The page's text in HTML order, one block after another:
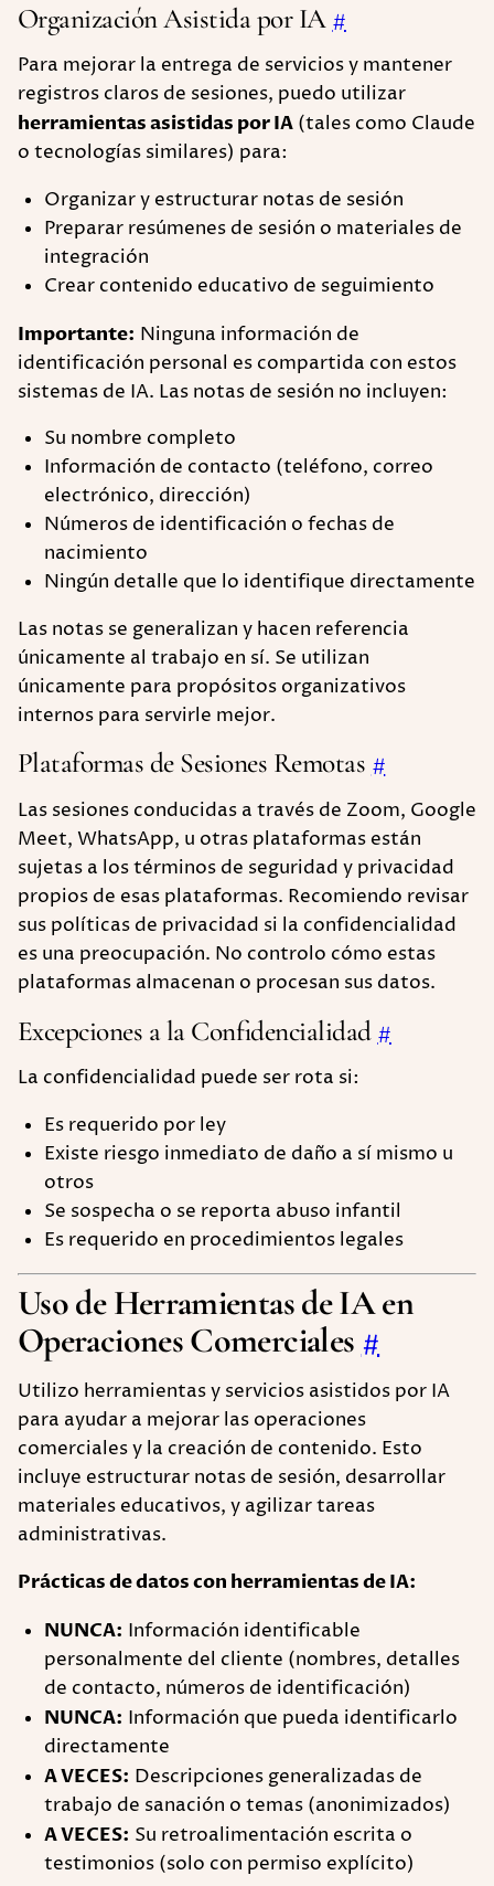
Organización Asistida por IA #
Para mejorar la entrega de servicios y mantener
registros claros de sesiones, puedo utilizar
herramientas asistidas por IA (tales como Claude
o tecnologías similares) para:
Organizar y estructurar notas de sesión
Preparar resúmenes de sesión o materiales de
integración
Crear contenido educativo de seguimiento
Importante: Ninguna información de
identificación personal es compartida con estos
sistemas de IA. Las notas de sesión no incluyen:
Su nombre completo
Información de contacto (teléfono, correo
electrónico, dirección)
Números de identificación o fechas de
nacimiento
Ningún detalle que lo identifique directamente
Las notas se generalizan y hacen referencia
únicamente al trabajo en sí. Se utilizan
únicamente para propósitos organizativos
internos para servirle mejor.
Plataformas de Sesiones Remotas #
Las sesiones conducidas a través de Zoom, Google
Meet, WhatsApp, u otras plataformas están
sujetas a los términos de seguridad y privacidad
propios de esas plataformas. Recomiendo revisar
sus políticas de privacidad si la confidencialidad
es una preocupación. No controlo cómo estas
plataformas almacenan o procesan sus datos.
Excepciones a la Confidencialidad #
La confidencialidad puede ser rota si:
Es requerido por ley
Existe riesgo inmediato de daño a sí mismo u
otros
Se sospecha o se reporta abuso infantil
Es requerido en procedimientos legales
Uso de Herramientas de IA en
Operaciones Comerciales #
Utilizo herramientas y servicios asistidos por IA
para ayudar a mejorar las operaciones
comerciales y la creación de contenido. Esto
incluye estructurar notas de sesión, desarrollar
materiales educativos, y agilizar tareas
administrativas.
Prácticas de datos con herramientas de IA:
NUNCA: Información identificable
personalmente del cliente (nombres, detalles
de contacto, números de identificación)
NUNCA: Información que pueda identificarlo
directamente
A VECES: Descripciones generalizadas de
trabajo de sanación o temas (anonimizados)
A VECES: Su retroalimentación escrita o
testimonios (solo con permiso explícito)